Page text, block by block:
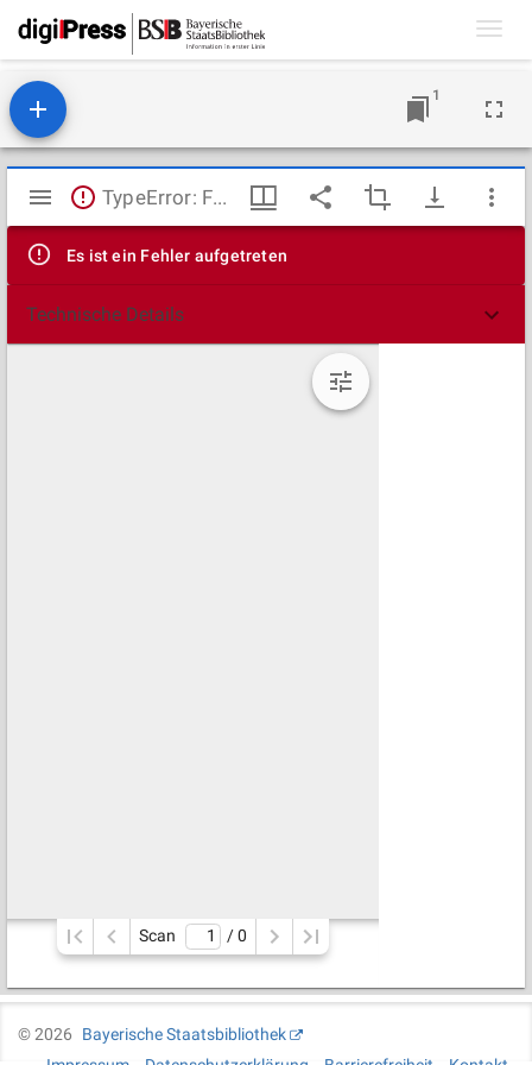
1
Mirador
Viewer
TypeError: Failed to fetch
Es ist ein Fehler aufgetreten
Technische Details
Scan / 0
©2026
Bayerische Staatsbibliothek